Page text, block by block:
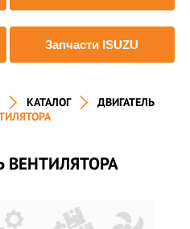
Запчасти ISUZU
КАТАЛОГ
ДВИГАТЕЛЬ
ВЕНТИЛЯТОРА